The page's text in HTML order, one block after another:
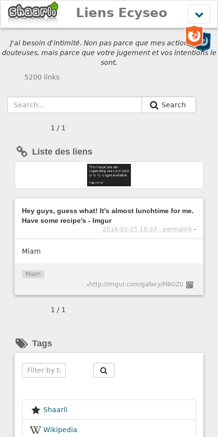
le
menu
Liens Ecyseo
J'ai besoin d'intimité. Non pas parce que mes actions sont
douteuses, mais parce que votre jugement et vos intentions le
sont.
5200 links
Search
1 / 1
Liste des liens
Hey guys, guess what! It's almost lunchtime for me.
Have some recipe's - Imgur
2016-02-25 18:33 - permalink -
Miam
Miam
-http://imgur.com/gallery/M8GZ0
1 / 1
Tags
Shaarli
Wikipedia